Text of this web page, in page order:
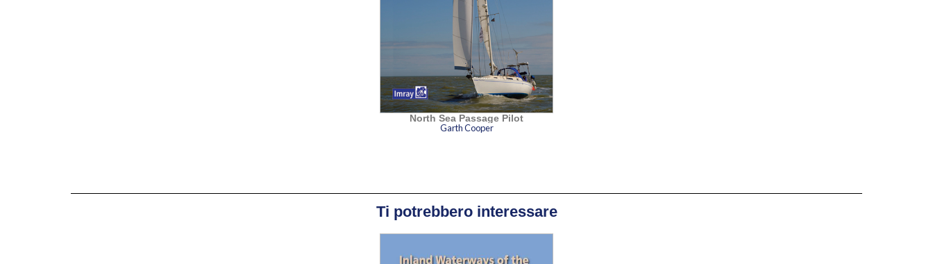
North Sea Passage Pilot
Garth Cooper
Ti potrebbero interessare